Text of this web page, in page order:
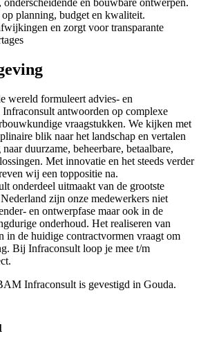
onderscheidende én bouwbare ontwerpen.
planning, budget en kwaliteit.
en zorgt voor transparante
wereld formuleert advies- en
antwoorden op complexe
vraagstukken. We kijken met
blik naar het landschap en vertalen
duurzame, beheerbare, betaalbare,
Met innovatie en het steeds verder
wij een toppositie na.
onderdeel uitmaakt van de grootste
zijn onze medewerkers niet
en ontwerpfase maar ook in de
onderhoud. Het realiseren van
in de huidige contractvormen vraagt om
Bij Infraconsult loop je mee t/m
Infraconsult is gevestigd in Gouda.